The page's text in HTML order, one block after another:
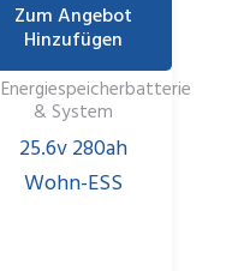
Zum Angebot
Hinzufügen
Energiespeicherbatterie
& System
25.6v 280ah
Wohn-ESS